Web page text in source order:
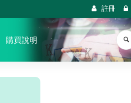
註冊
購買說明